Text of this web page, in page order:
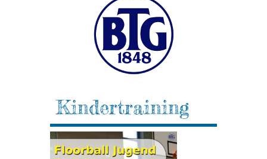
Kindertraining